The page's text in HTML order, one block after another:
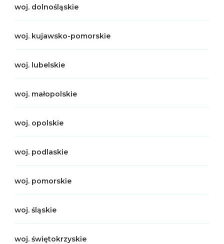
woj. dolnośląskie
woj. kujawsko-pomorskie
woj. lubelskie
woj. małopolskie
woj. opolskie
woj. podlaskie
woj. pomorskie
woj. śląskie
woj. świętokrzyskie